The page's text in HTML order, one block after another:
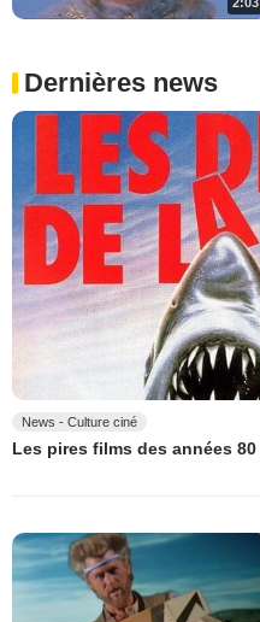
Dernières news
News - Culture ciné
Les pires films des années 80